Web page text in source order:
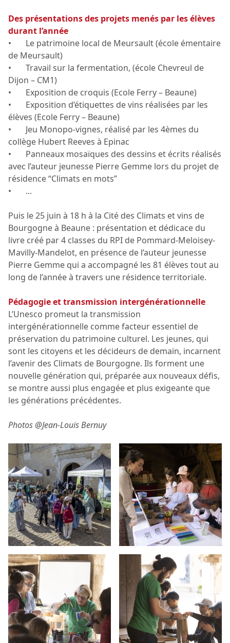
Des présentations des projets menés par les élèves
durant l’année
• Le patrimoine local de Meursault (école émentaire
de Meursault)
• Travail sur la fermentation, (école Chevreul de
Dijon – CM1)
• Exposition de croquis (Ecole Ferry – Beaune)
• Exposition d’étiquettes de vins réalisées par les
élèves (Ecole Ferry – Beaune)
• Jeu Monopo-vignes, réalisé par les 4èmes du
collège Hubert Reeves à Epinac
• Panneaux mosaïques des dessins et écrits réalisés
avec l’auteur jeunesse Pierre Gemme lors du projet de
résidence “Climats en mots”
• ...
Puis le 25 juin à 18 h à la Cité des Climats et vins de
Bourgogne à Beaune : présentation et dédicace du
livre créé par 4 classes du RPI de Pommard-Meloisey-
Mavilly-Mandelot, en présence de l’auteur jeunesse
Pierre Gemme qui a accompagné les 81 élèves tout au
long de l’année à travers une résidence territoriale.
Pédagogie et transmission intergénérationnelle
L’Unesco promeut la transmission
intergénérationnelle comme facteur essentiel de
préservation du patrimoine culturel. Les jeunes, qui
sont les citoyens et les décideurs de demain, incarnent
l’avenir des Climats de Bourgogne. Ils forment une
nouvelle génération qui, préparée aux nouveaux défis,
se montre aussi plus engagée et plus exigeante que
les générations précédentes.
Photos @Jean-Louis Bernuy